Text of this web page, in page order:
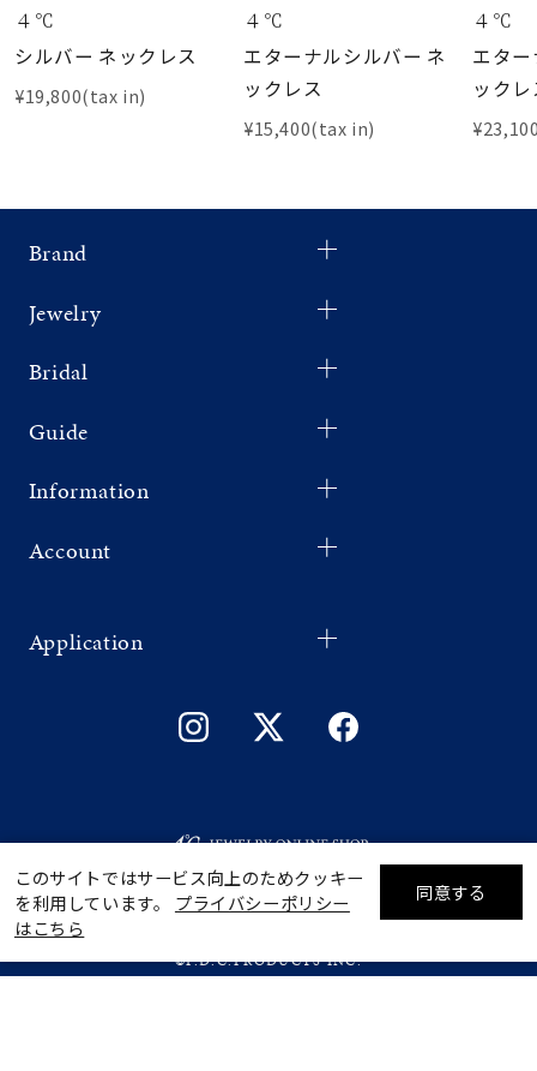
絞り込んで検索する
４℃
シルバー ネックレス
¥19,800(tax in)
４℃
エターナルシルバー ネ
ックレス
¥15,400(tax in)
４℃
エタ
ック
Brand
Jewelry
Bridal
Guide
Information
Account
Application
©F.D.C.PRODUCTS INC.
このサイトではサービス向上のためクッキー
を利用しています。 プライバシーポリシー
はこちら
同意する